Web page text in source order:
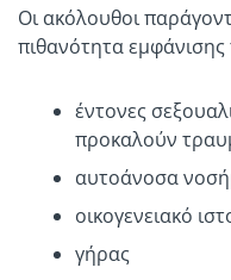
Οι ακόλουθοι
πιθανότητα
έντονες
προκαλούν
αυτοάνοσα
οικογενειακό
γήρας